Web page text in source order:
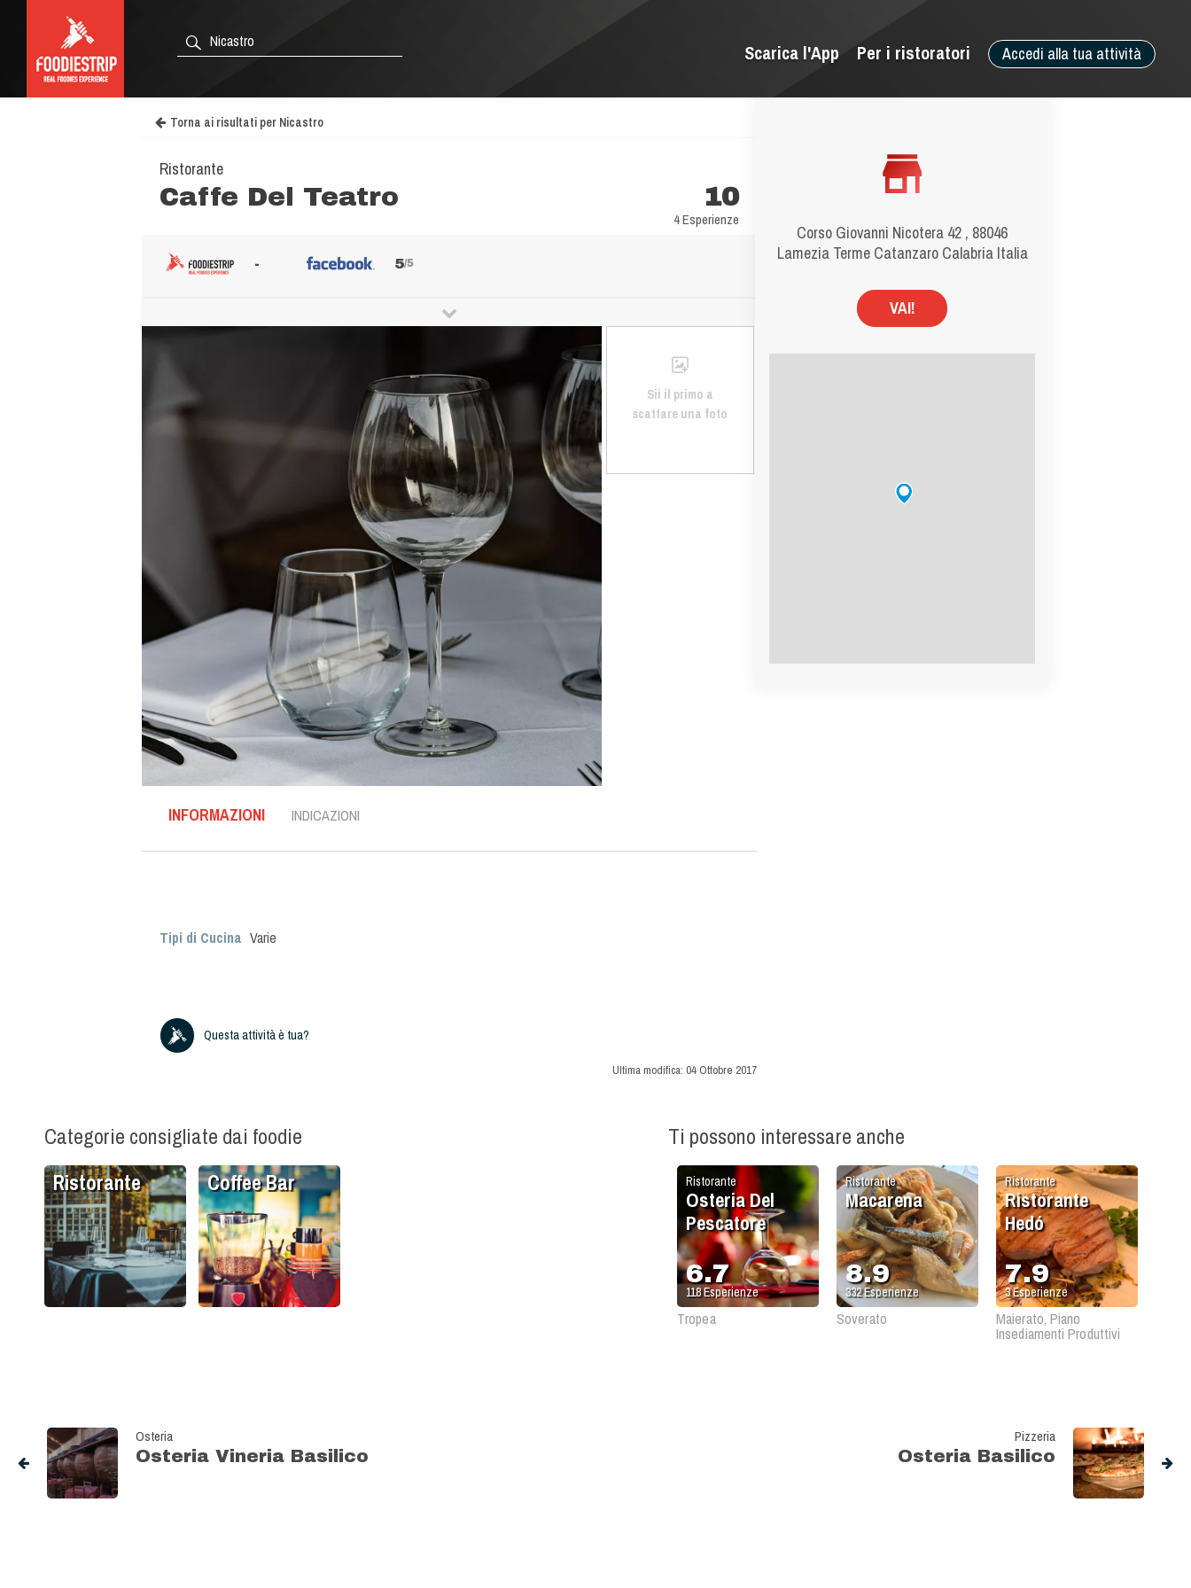
Accedi alla tua attività
Per i ristoratori
Scarica l'App
Corso Giovanni Nicotera 42 , 88046
Lamezia Terme Catanzaro Calabria Italia
VAI!
Torna ai risultati per Nicastro
Ristorante
Caffe Del Teatro 10
4 Esperienze
- 5/5
Sii il primo a
scattare una foto
INFORMAZIONI INDICAZIONI
Tipi di Cucina Varie
Questa attività è tua?
Ultima modifica: 04 Ottobre 2017
Categorie consigliate dai foodie
Ristorante Coffee Bar
Ti possono interessare anche
Ristorante
Ristorante
Hedó
7.9
3Esperienze
Maierato, Piano
Insediamenti Produttivi
Ristorante
Macarena
8.9
332Esperienze
Soverato
Ristorante
Osteria Del
Pescatore
6.7
118Esperienze
Tropea
Osteria
Osteria Vineria Basilico
Pizzeria
Osteria Basilico